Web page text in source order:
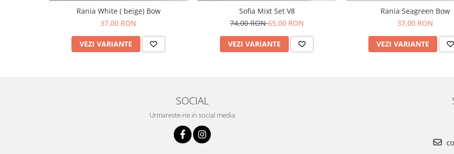
Rania White ( beige) Bow
37,00 RON
VEZI VARIANTE
Sofia Mixt Set V8
74,00 RON65,00 RON
VEZI VARIANTE
Rania Seagreen Bow
37,00 RON
VEZI VARIANTE
SOCIAL
Urmareste-ne in social media